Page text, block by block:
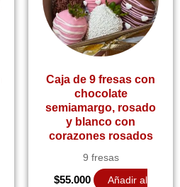
Caja de 9 fresas con
chocolate
semiamargo, rosado
y blanco con
corazones rosados
9 fresas
$55.000
Añadir al